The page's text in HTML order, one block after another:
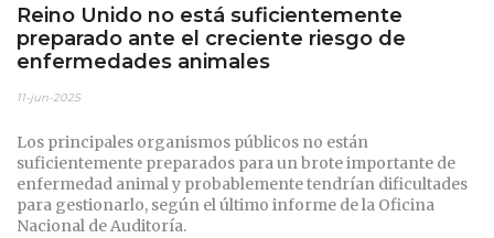
Reino Unido no está suficientemente
preparado ante el creciente riesgo de
enfermedades animales
11-jun-2025
Los principales organismos públicos no están
suficientemente preparados para un brote importante de
enfermedad animal y probablemente tendrían dificultades
para gestionarlo, según el último informe de la Oficina
Nacional de Auditoría.